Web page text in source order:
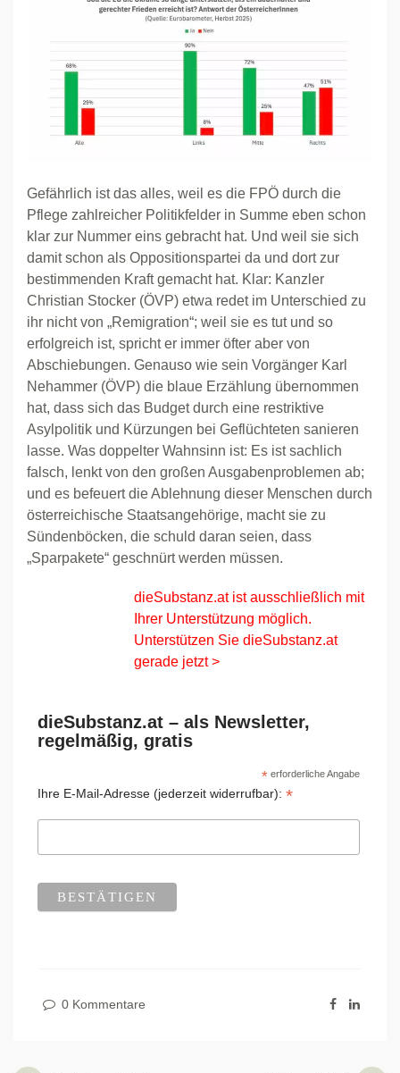
Gefährlich ist das alles, weil es die FPÖ durch die
Pflege zahlreicher Politikfelder in Summe eben schon
klar zur Nummer eins gebracht hat. Und weil sie sich
damit schon als Oppositionspartei da und dort zur
bestimmenden Kraft gemacht hat. Klar: Kanzler
Christian Stocker (ÖVP) etwa redet im Unterschied zu
ihr nicht von „Remigration“; weil sie es tut und so
erfolgreich ist, spricht er immer öfter aber von
Abschiebungen. Genauso wie sein Vorgänger Karl
Nehammer (ÖVP) die blaue Erzählung übernommen
hat, dass sich das Budget durch eine restriktive
Asylpolitik und Kürzungen bei Geflüchteten sanieren
lasse. Was doppelter Wahnsinn ist: Es ist sachlich
falsch, lenkt von den großen Ausgabenproblemen ab;
und es befeuert die Ablehnung dieser Menschen durch
österreichische Staatsangehörige, macht sie zu
Sündenböcken, die schuld daran seien, dass
„Sparpakete“ geschnürt werden müssen.
dieSubstanz.at ist ausschließlich mit
Ihrer Unterstützung möglich.
Unterstützen Sie dieSubstanz.at
gerade jetzt >
dieSubstanz.at – als Newsletter,
regelmäßig, gratis
*erforderliche Angabe
Ihre E-Mail-Adresse (jederzeit widerrufbar): *
0 Kommentare